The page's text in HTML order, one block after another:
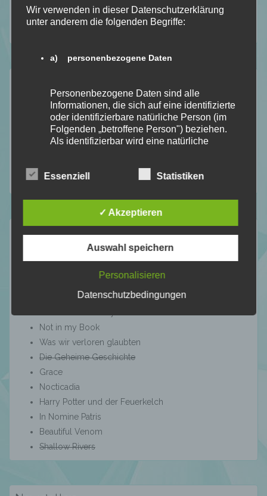
Rezension
Top Ten Thursday
Lese – Liste für August 2026 [TBR]
Kapitel Sieben [Lese/Lebensmonat Juli]
Anathema von Keri Lake [Dark Fantasy]
Mid Year Book Tag 2026
Not in my Book
Was wir verloren glaubten
Die Geheime Geschichte
Grace
Nocticadia
Harry Potter und der Feuerkelch
In Nomine Patris
Beautiful Venom
Shallow Rivers
Wir verwenden in dieser Datenschutzerklärung
unter anderem die folgenden Begriffe:
a) personenbezogene Daten
Personenbezogene Daten sind alle
Informationen, die sich auf eine identifizierte
oder identifizierbare natürliche Person (im
Folgenden „betroffene Person") beziehen.
Als identifizierbar wird eine natürliche
Kennung wie einem Namen, zu einer
Online-Kennung oder zu einem oder
mehreren besonderen Merkmalen, die
Ausdruck der physischen, physiologischen,
genetischen, psychischen, wirtschaftlichen,
kulturellen oder sozialen Identität dieser
natürlichen Person sind, identifiziert werden
b) betroffene Person
Betroffene Person ist jede identifizierte oder
identifizierbare natürliche Person, deren
personenbezogene Daten von dem für die
Verarbeitung Verantwortlichen verarbeitet
werden.
automatisierter Verfahren ausgeführte
Essenziell Statistiken
✓ Akzeptieren
Auswahl speichern
Personalisieren
Datenschutzbedingungen